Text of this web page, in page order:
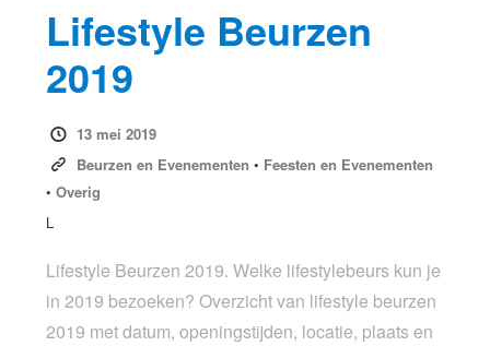
Lifestyle Beurzen
2019
13 mei 2019
Beurzen en Evenementen • Feesten en Evenementen
•Overig
L
Lifestyle Beurzen 2019. Welke lifestylebeurs kun je
in 2019 bezoeken? Overzicht van lifestyle beurzen
2019 met datum, openingstijden, locatie, plaats en